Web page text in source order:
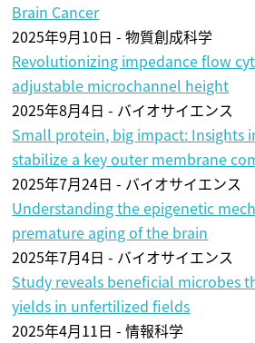
Brain Cancer
2025年9月10日 - 物質創成科学
Revolutionizing impedance flow
adjustable microchannel height
2025年8月4日 - バイオサイエンス
Small protein, big impact: Insights
stabilize a key outer membrane
2025年7月24日 - バイオサイエンス
Understanding the epigenetic
premature aging of the brain
2025年7月4日 - バイオサイエンス
Study reveals beneficial microbes
yields in unfertilized fields
2025年4月11日 - 情報科学